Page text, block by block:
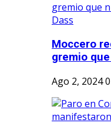
Moccero
gremio
Ago 2, 20240